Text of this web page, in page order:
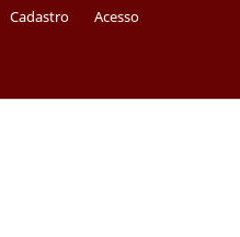
Cadastro Acesso